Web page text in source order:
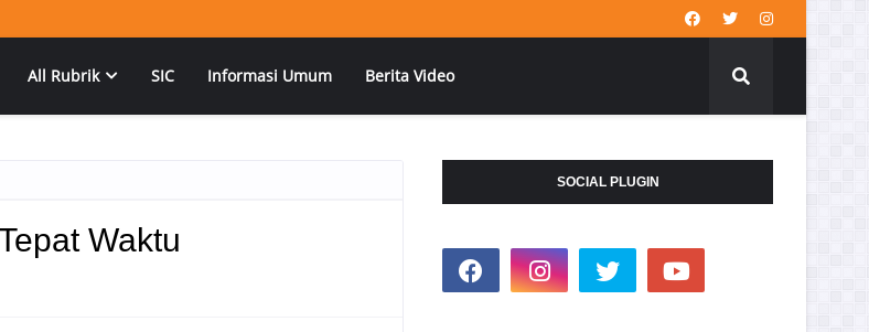
All Rubrik SIC Informasi Umum Berita Video
Waktu
SOCIAL PLUGIN